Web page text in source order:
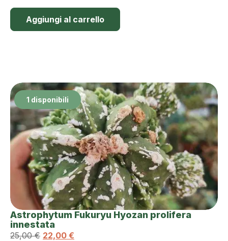
Aggiungi al carrello
1 disponibili
Astrophytum Fukuryu Hyozan prolifera
innestata
25,00€ 22,00 €